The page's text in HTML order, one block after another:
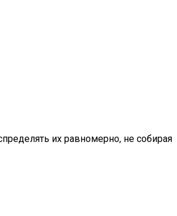
их равномерно, не собирая